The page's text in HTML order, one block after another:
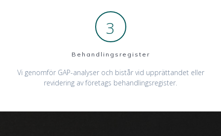
3
Behandlingsregister
Vi genomför GAP-analyser och bistår vid upprättandet eller
revidering av företags behandlingsregister.